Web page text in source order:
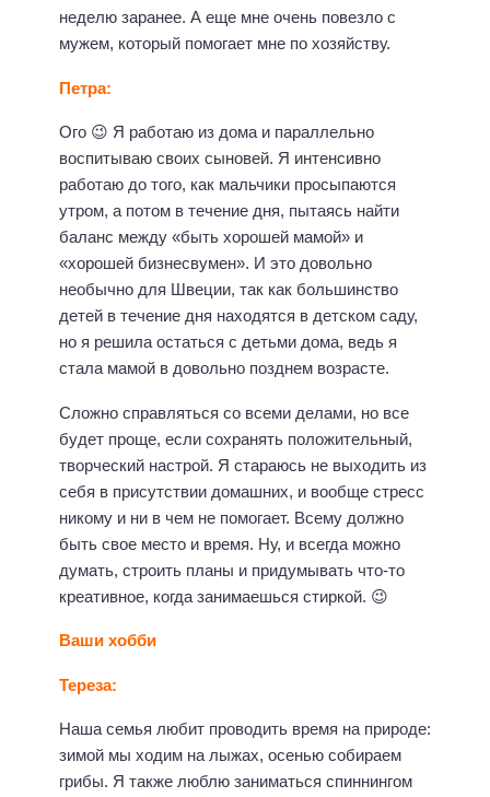
неделю заранее. А еще мне очень повезло с
мужем, который помогает мне по хозяйству.
Петра:
Ого 😉 Я работаю из дома и параллельно
воспитываю своих сыновей. Я интенсивно
работаю до того, как мальчики просыпаются
утром, а потом в течение дня, пытаясь найти
баланс между «быть хорошей мамой» и
«хорошей бизнесвумен». И это довольно
необычно для Швеции, так как большинство
детей в течение дня находятся в детском саду,
но я решила остаться с детьми дома, ведь я
стала мамой в довольно позднем возрасте.
Сложно справляться со всеми делами, но все
будет проще, если сохранять положительный,
творческий настрой. Я стараюсь не выходить из
себя в присутствии домашних, и вообще стресс
никому и ни в чем не помогает. Всему должно
быть свое место и время. Ну, и всегда можно
думать, строить планы и придумывать что-то
креативное, когда занимаешься стиркой. 😉
Ваши хобби
Тереза:
Наша семья любит проводить время на природе:
зимой мы ходим на лыжах, осенью собираем
грибы. Я также люблю заниматься спиннингом